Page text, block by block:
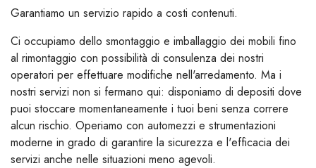
Garantiamo un servizio rapido a costi contenuti.
Ci occupiamo dello smontaggio e imballaggio dei mobili fino
al rimontaggio con possibilità di consulenza dei nostri
operatori per effettuare modifiche nell'arredamento. Ma i
nostri servizi non si fermano qui: disponiamo di depositi dove
puoi stoccare momentaneamente i tuoi beni senza correre
alcun rischio. Operiamo con automezzi e strumentazioni
moderne in grado di garantire la sicurezza e l'efficacia dei
servizi anche nelle situazioni meno agevoli.